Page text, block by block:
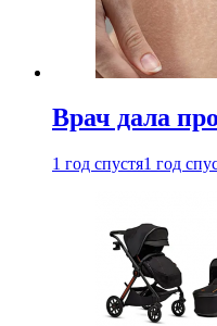
Врач дала
1 год спустя1 год